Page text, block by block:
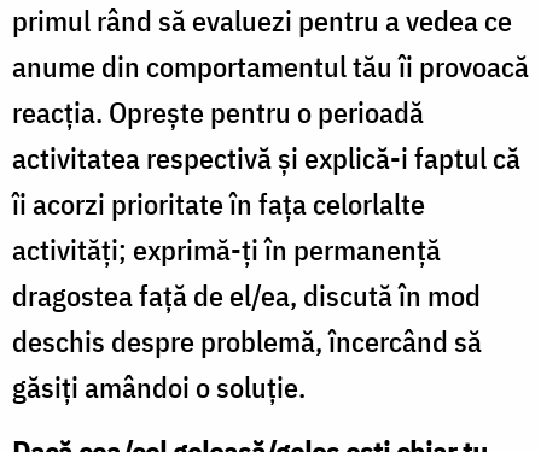
primul rând să evaluezi pentru a vedea ce
anume din comportamentul tău îi provoacă
reacţia. Opreşte pentru o perioadă
activitatea respectivă şi explică-i faptul că
îi acorzi prioritate în faţa celorlalte
activităţi; exprimă-ţi în permanenţă
dragostea faţă de el/ea, discută în mod
deschis despre problemă, încercând să
găsiţi amândoi o soluţie.